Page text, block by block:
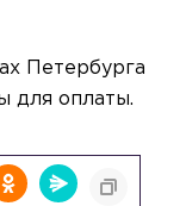
Петербурга
для оплаты.